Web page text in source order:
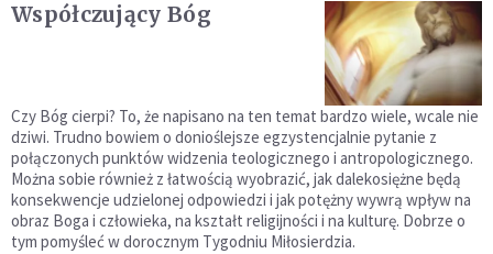
Współczujący Bóg
Czy Bóg cierpi? To, że napisano na ten temat bardzo wiele, wcale nie
dziwi. Trudno bowiem o donioślejsze egzystencjalnie pytanie z
połączonych punktów widzenia teologicznego i antropologicznego.
Można sobie również z łatwością wyobrazić, jak dalekosiężne będą
konsekwencje udzielonej odpowiedzi i jak potężny wywrą wpływ na
obraz Boga i człowieka, na kształt religijności i na kulturę. Dobrze o
tym pomyśleć w dorocznym Tygodniu Miłosierdzia.